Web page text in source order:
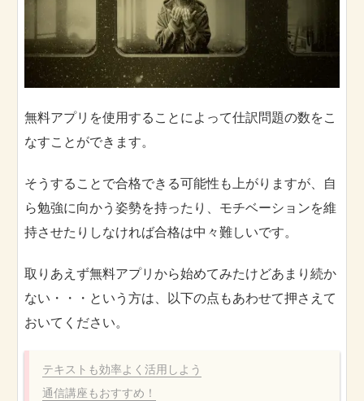
無料アプリを使用することによって仕訳問題の数をこ
なすことができます。
そうすることで合格できる可能性も上がりますが、自
ら勉強に向かう姿勢を持ったり、モチベーションを維
持させたりしなければ合格は中々難しいです。
取りあえず無料アプリから始めてみたけどあまり続か
ない・・・という方は、以下の点もあわせて押さえて
おいてください。
テキストも効率よく活用しよう
通信講座もおすすめ！